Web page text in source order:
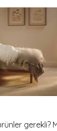
gerekli?